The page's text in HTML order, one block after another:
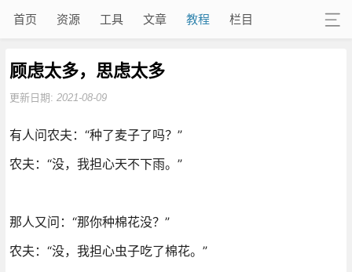
首页 资源 工具 文章 教程 栏目
顾虑太多，思虑太多
更新日期: 2021-08-09
有人问农夫：“种了麦子了吗？”
农夫：“没，我担心天不下雨。”
那人又问：“那你种棉花没？”
农夫：“没，我担心虫子吃了棉花。”